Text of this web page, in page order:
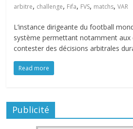
arbitre, challenge, Fifa, FVS, matchs,VAR
L’instance dirigeante du football
système permettant notamment aux
contester des décisions arbitrales
Read more
Publicité